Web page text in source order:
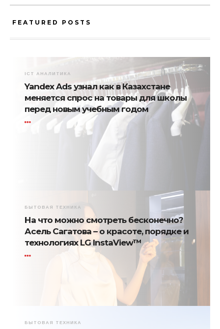
FEATURED POSTS
ICT АНАЛИТИКА
Yandex Ads узнал как в Казахстане
меняется спрос на товары для школы
перед новым учебным годом
БЫТОВАЯ ТЕХНИКА
На что можно смотреть бесконечно?
Асель Сагатова – о красоте, порядке и
технологиях LG InstaView™
БЫТОВАЯ ТЕХНИКА